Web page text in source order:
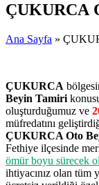
ÇUKURCA
Ana Sayfa »
ÇUKURCA
Beyin Tamiri
oluşturduğumuz ve
müfredatını
ÇUKURCA Oto
Fethiye ilçesinde
ömür boyu sürecek
ihtiyacınız olan tüm